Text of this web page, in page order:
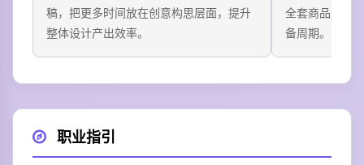
稿，把更多时间放在创意构思层面，提升
整体设计产出效率。
全套商品展示
备周期。
职业指引